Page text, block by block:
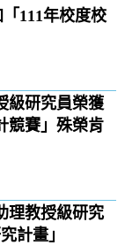
111年校度校
級研究員榮獲
競賽」殊榮肯
理教授級研究
計畫」